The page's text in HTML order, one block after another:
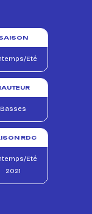
Eté
Basses
RDC
Eté
2021